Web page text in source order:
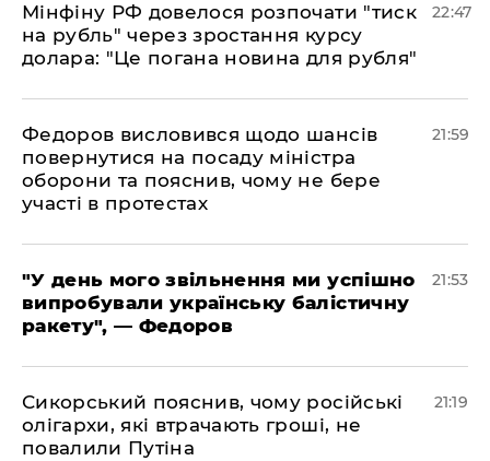
​Мінфіну РФ довелося розпочати "тиск
на рубль" через зростання курсу
долара: "Це погана новина для рубля"
22:47
​Федоров висловився щодо шансів
повернутися на посаду міністра
оборони та пояснив, чому не бере
участі в протестах
21:59
​"У день мого звільнення ми успішно
випробували українську балістичну
ракету", — Федоров
21:53
​Сикорський пояснив, чому російські
олігархи, які втрачають гроші, не
повалили Путіна
21:19